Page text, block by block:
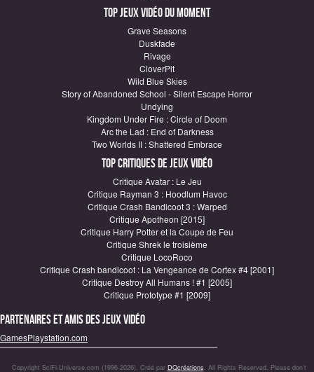
Top Jeux vidéo du moment
Grave Seasons
Duskfade
Rivage
CloverPit
Wild Blue Skies
Story of Abandoned School - Silent Escape Horror
Undying
Kingdom Under Fire : Circle of Doom
Arc the Lad : End of Darkness
Two Worlds II : Shattered Embrace
Top critiques de Jeux vidéo
Critique Avatar : Le Jeu
Critique Rayman 3 : Hoodlum Havoc
Critique Crash Bandicoot 3 : Warped
Critique Apotheon [2015]
Critique Harry Potter et la Coupe de Feu
Critique Shrek le troisième
Critique LocoRoco
Critique Crash bandicoot : La Vengeance de Cortex #4 [2001]
Critique Destroy All Humans ! #1 [2005]
Critique Prototype #1 [2009]
Partenaires et amis des jeux vidéo
GamesPlaystation.com
Copyright SciFi-Universe.com (1996-2026). Créé par DQcréations. All Rights Reserved. Please don’t